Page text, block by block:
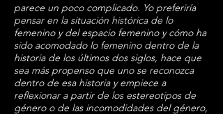
parece un poco complicado. Yo preferiría
pensar en la situación histórica de lo
femenino y del espacio femenino y cómo ha
sido acomodado lo femenino dentro de la
historia de los últimos dos siglos, hace que
sea más propenso que uno se reconozca
dentro de esa historia y empiece a
reflexionar a partir de los estereotipos de
género o de las incomodidades del género,